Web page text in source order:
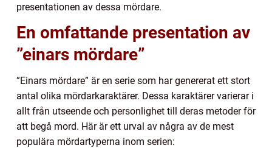
presentationen av dessa mördare.
En omfattande presentation av
”einars mördare”
”Einars mördare” är en serie som har genererat ett stort
antal olika mördarkaraktärer. Dessa karaktärer varierar i
allt från utseende och personlighet till deras metoder för
att begå mord. Här är ett urval av några av de mest
populära mördartyperna inom serien: